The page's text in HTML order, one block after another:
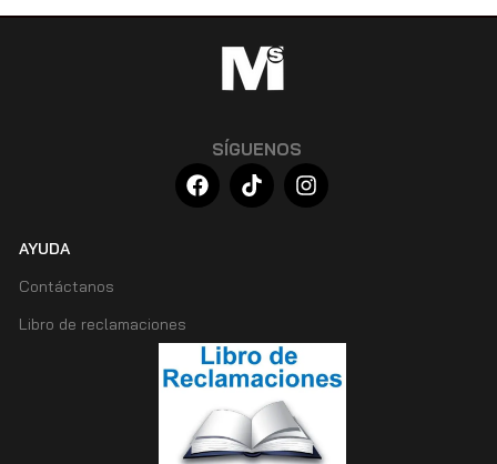
SÍGUENOS
AYUDA
Contáctanos
Libro de reclamaciones